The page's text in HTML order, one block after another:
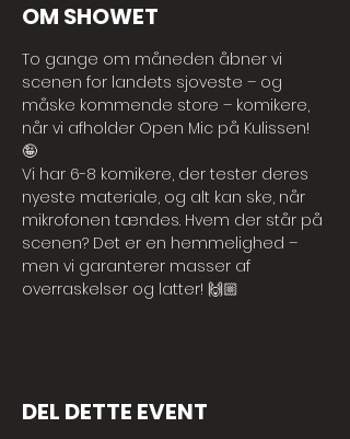
OM SHOWET
To gange om måneden åbner vi
scenen for landets sjoveste – og
måske kommende store – komikere,
når vi afholder Open Mic på Kulissen!
🤪
Vi har 6-8 komikere, der tester deres
nyeste materiale, og alt kan ske, når
mikrofonen tændes. Hvem der står på
scenen? Det er en hemmelighed –
men vi garanterer masser af
overraskelser og latter! 🙌🏼
DEL DETTE EVENT